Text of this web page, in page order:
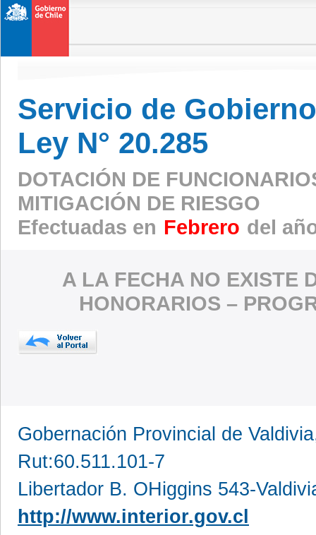
Servicio de
Ley N° 20.285
DOTACIÓN DE
MITIGACIÓN DE RIESGO
Efectuadas en Febrero del
A LA FECHA NO EXISTE
HONORARIOS –
Gobernación Provincial de
Rut:60.511.101-7
Libertador B. OHiggins 543-
http://www.interior.gov.cl